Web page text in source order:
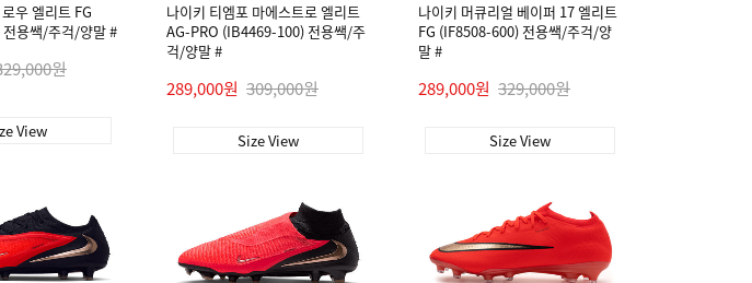
우 엘리트 FG
용쌕/주걱/양말 #
원
View
나이키 티엠포 마에스트로 엘리트
AG-PRO (IB4469-100) 전용쌕/주
걱/양말 #
289,000원 309,000원
Size View
나이키 머큐리얼 베이퍼 17 엘리트
FG (IF8508-600) 전용쌕/주걱/양
말 #
289,000원 329,000원
Size View